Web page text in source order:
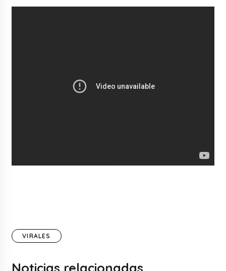
VIRALES
Noticias relacionadas